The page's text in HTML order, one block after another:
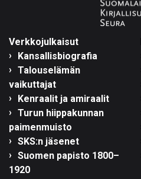
Verkkojulkaisut
Kansallisbiografia
Talouselämän
vaikuttajat
Kenraalit ja amiraalit
Turun hiippakunnan
paimenmuisto
SKS:n jäsenet
Suomen papisto 1800–
1920